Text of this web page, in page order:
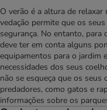
O verão é a altura de
vedação permite que os
segurança. No entanto,
deve ter em conta alguns
equipamentos para o jardim
necessidades dos seus
não se esqueça que os
predadores, como gatos e
informações sobre os